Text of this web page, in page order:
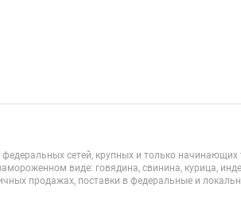
сетей, крупных и только
виде: говядина, свинина, курица,
продажах, поставки в федеральные и